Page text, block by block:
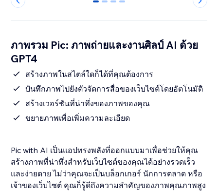
0 1 2 3
ภาพรวม Pic: ภาพถ่ายและงานศิลป์ AI ด้วย
GPT4
สร้างภาพในสไตล์ใดก็ได้ที่คุณต้องการ
บันทึกภาพไปยังตัวจัดการสื่อของเว็บไซต์โดยอัตโนมัติ
สร้างเวอร์ชันที่น่าทึ่งของภาพของคุณ
ขยายภาพเพื่อเพิ่มความละเอียด
Pic with AI เป็นแอปทรงพลังที่ออกแบบมาเพื่อช่วยให้คุณ
สร้างภาพที่น่าทึ่งสำหรับเว็บไซต์ของคุณได้อย่างรวดเร็ว
และง่ายดาย ไม่ว่าคุณจะเป็นบล็อกเกอร์ นักการตลาด หรือ
เจ้าของเว็บไซต์ คุณก็รู้ดีถึงความสำคัญของภาพคุณภาพสูง